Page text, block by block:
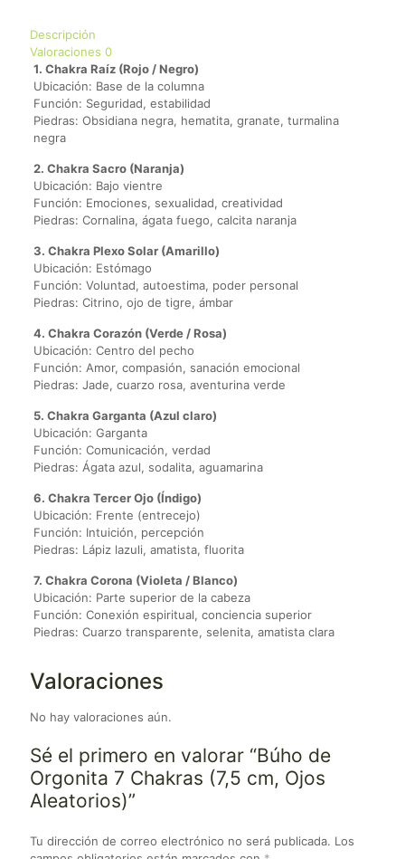
Descripción
Valoraciones 0
1. Chakra Raíz (Rojo / Negro)
Ubicación: Base de la columna
Función: Seguridad, estabilidad
Piedras: Obsidiana negra, hematita, granate, turmalina
negra
2. Chakra Sacro (Naranja)
Ubicación: Bajo vientre
Función: Emociones, sexualidad, creatividad
Piedras: Cornalina, ágata fuego, calcita naranja
3. Chakra Plexo Solar (Amarillo)
Ubicación: Estómago
Función: Voluntad, autoestima, poder personal
Piedras: Citrino, ojo de tigre, ámbar
4. Chakra Corazón (Verde / Rosa)
Ubicación: Centro del pecho
Función: Amor, compasión, sanación emocional
Piedras: Jade, cuarzo rosa, aventurina verde
5. Chakra Garganta (Azul claro)
Ubicación: Garganta
Función: Comunicación, verdad
Piedras: Ágata azul, sodalita, aguamarina
6. Chakra Tercer Ojo (Índigo)
Ubicación: Frente (entrecejo)
Función: Intuición, percepción
Piedras: Lápiz lazuli, amatista, fluorita
7. Chakra Corona (Violeta / Blanco)
Ubicación: Parte superior de la cabeza
Función: Conexión espiritual, conciencia superior
Piedras: Cuarzo transparente, selenita, amatista clara
Valoraciones
No hay valoraciones aún.
Sé el primero en valorar “Búho de
Orgonita 7 Chakras (7,5 cm, Ojos
Aleatorios)”
Tu dirección de correo electrónico no será publicada. Los